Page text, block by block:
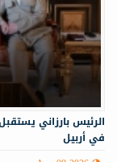
الرئيس بارزاني
في أربيل